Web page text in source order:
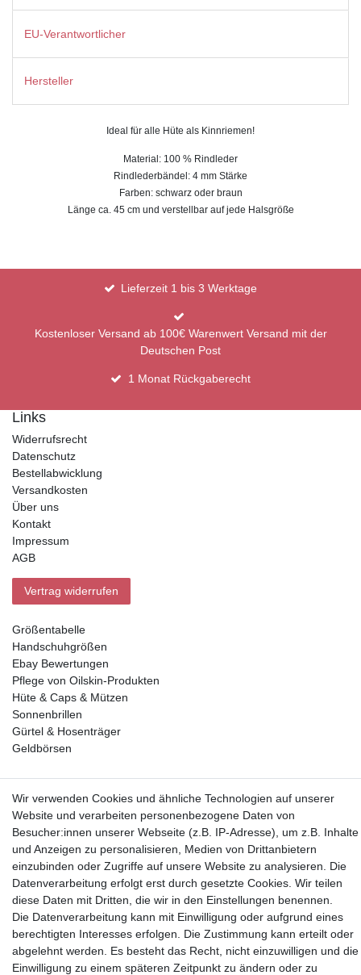
EU-Verantwortlicher
Hersteller
Ideal für alle Hüte als Kinnriemen!
Material: 100 % Rindleder
Rindlederbändel: 4 mm Stärke
Farben: schwarz oder braun
Länge ca. 45 cm und verstellbar auf jede Halsgröße
Lieferzeit 1 bis 3 Werktage
Kostenloser Versand ab 100€ Warenwert Versand mit der
Deutschen Post
1 Monat Rückgaberecht
Links
Widerrufsrecht
Datenschutz
Bestellabwicklung
Versandkosten
Über uns
Kontakt
Impressum
AGB
Vertrag widerrufen
Größentabelle
Handschuhgrößen
Ebay Bewertungen
Pflege von Oilskin-Produkten
Hüte & Caps & Mützen
Sonnenbrillen
Gürtel & Hosenträger
Geldbörsen
Partner
* Alle Preise inkl.
Wir verwenden Cookies und ähnliche Technologien auf unserer
Website und verarbeiten personenbezogene Daten von
Besucher:innen unserer Webseite (z.B. IP-Adresse), um z.B. Inhalte
und Anzeigen zu personalisieren, Medien von Drittanbietern
einzubinden oder Zugriffe auf unsere Website zu analysieren. Die
Datenverarbeitung erfolgt erst durch gesetzte Cookies. Wir teilen
diese Daten mit Dritten, die wir in den Einstellungen benennen.
Die Datenverarbeitung kann mit Einwilligung oder aufgrund eines
berechtigten Interesses erfolgen. Die Zustimmung kann erteilt oder
abgelehnt werden. Es besteht das Recht, nicht einzuwilligen und die
Einwilligung zu einem späteren Zeitpunkt zu ändern oder zu